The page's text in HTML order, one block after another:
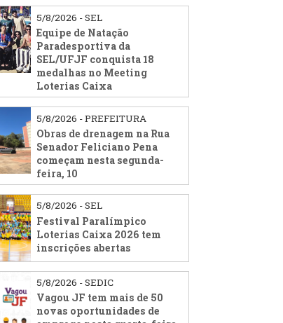
5/8/2026 - SEL
Equipe de Natação
Paradesportiva da
SEL/UFJF conquista 18
medalhas no Meeting
Loterias Caixa
5/8/2026 - PREFEITURA
Obras de drenagem na Rua
Senador Feliciano Pena
começam nesta segunda-
feira, 10
5/8/2026 - SEL
Festival Paralímpico
Loterias Caixa 2026 tem
inscrições abertas
5/8/2026 - SEDIC
Vagou JF tem mais de 50
novas oportunidades de